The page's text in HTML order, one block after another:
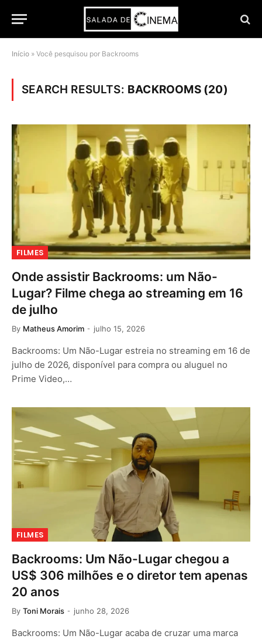
Início » Você pesquisou por Backrooms
SEARCH RESULTS: BACKROOMS (20)
FILMES
Onde assistir Backrooms: um Não-
Lugar? Filme chega ao streaming em 16
de julho
By Matheus Amorim julho 15, 2026
Backrooms: Um Não-Lugar estreia no streaming em 16 de
julho de 2026, disponível para compra ou aluguel no
Prime Video,…
FILMES
Backrooms: Um Não-Lugar chegou a
US$ 306 milhões e o diretor tem apenas
20 anos
By Toni Morais junho 28, 2026
Backrooms: Um Não-Lugar acaba de cruzar uma marca